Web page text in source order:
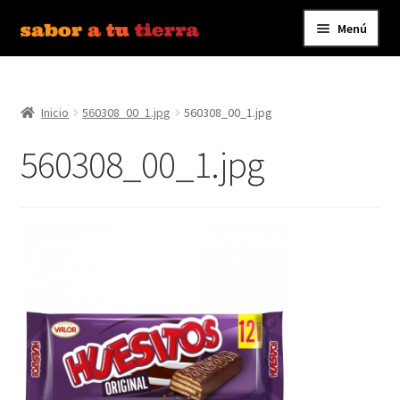
Ir
a
Ir
al
Menú
Bebidas
Caldos, Salsas y Condimentos
Conservas y Platos Preparados
Contáctanos
Inicio 560308_00_1.jpg 560308_00_1.jpg
560308_00_1.jpg